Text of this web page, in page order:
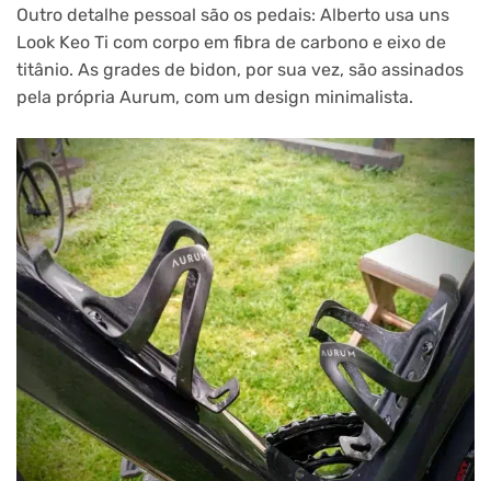
Outro detalhe pessoal são os pedais: Alberto usa uns
Look Keo Ti com corpo em fibra de carbono e eixo de
titânio. As grades de bidon, por sua vez, são assinados
pela própria Aurum, com um design minimalista.